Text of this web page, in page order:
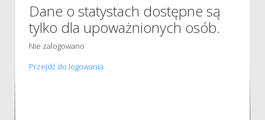
Dane o statystach dostępne są
tylko dla upoważnionych osób.
Nie zalogowano
Przejdź do logowania